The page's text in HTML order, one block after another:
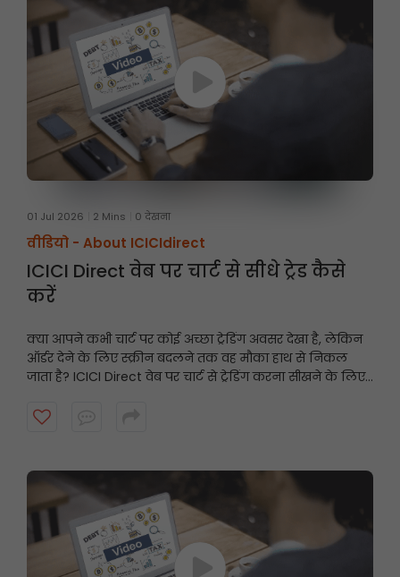
01 Jul 2026 2 Mins 0 देखना
वीडियो - About ICICIdirect
ICICI Direct वेब पर चार्ट से सीधे ट्रेड कैसे
करें
क्या आपने कभी चार्ट पर कोई अच्छा ट्रेडिंग अवसर देखा है, लेकिन
ऑर्डर देने के लिए स्क्रीन बदलने तक वह मौका हाथ से निकल
जाता है? ICICI Direct वेब पर चार्ट से ट्रेडिंग करना सीखने के लिए